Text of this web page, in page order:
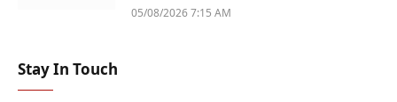
05/08/2026 7:15 AM
Stay In Touch